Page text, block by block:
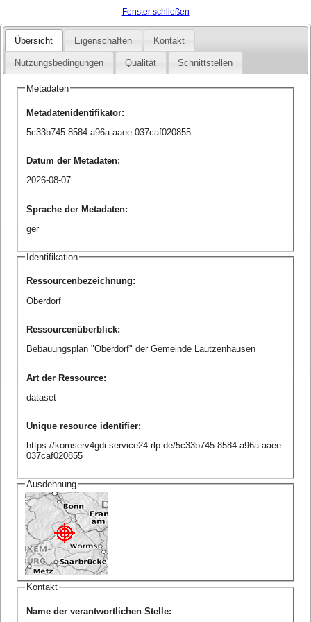
Fenster schließen
Übersicht Eigenschaften Kontakt
Nutzungsbedingungen Qualität Schnittstellen
Metadaten
Metadatenidentifikator:
5c33b745-8584-a96a-aaee-037caf020855
Datum der Metadaten:
2026-08-07
Sprache der Metadaten:
ger
Identifikation
Ressourcenbezeichnung:
Oberdorf
Ressourcenüberblick:
Bebauungsplan "Oberdorf" der Gemeinde Lautzenhausen
Art der Ressource:
dataset
Unique resource identifier:
https://komserv4gdi.service24.rlp.de/5c33b745-8584-a96a-aaee-
037caf020855
Ausdehnung
Kontakt
Name der verantwortlichen Stelle: